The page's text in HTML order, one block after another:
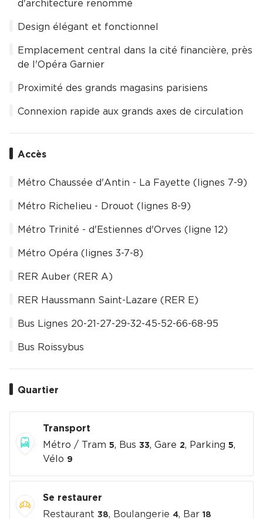
d'architecture renommé
Design élégant et fonctionnel
Emplacement central dans la cité financière, près
de l'Opéra Garnier
Proximité des grands magasins parisiens
Connexion rapide aux grands axes de circulation
Accès
Métro Chaussée d'Antin - La Fayette (lignes 7-9)
Métro Richelieu - Drouot (lignes 8-9)
Métro Trinité - d'Estiennes d'Orves (ligne 12)
Métro Opéra (lignes 3-7-8)
RER Auber (RER A)
RER Haussmann Saint-Lazare (RER E)
Bus Lignes 20-21-27-29-32-45-52-66-68-95
Bus Roissybus
Quartier
Transport
Métro / Tram 5, Bus 33, Gare 2, Parking 5,
Vélo 9
Se restaurer
Restaurant 38, Boulangerie 4, Bar 18